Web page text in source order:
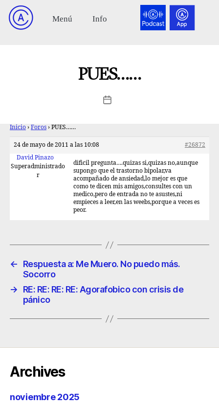
PUES……
Inicio › Foros › PUES……
24 de mayo de 2011 a las 10:08
#26872
David Pinazo
Superadministrado
r
dificil pregunta….quizas si,quizas no,aunque
supongo que el trastorno bipolar,va
acompañado de ansiedad,lo mejor es que
como te dicen mis amigos,consultes con un
medico,pero de entrada no te asustes,ni
empieces a leer,en las weebs,porque a veces es
peor.
←
Respuesta a: Me Muero. No puedo más.
Socorro
→
RE: RE: RE: RE: Agorafobico con crisis de
pánico
Archives
noviembre 2025